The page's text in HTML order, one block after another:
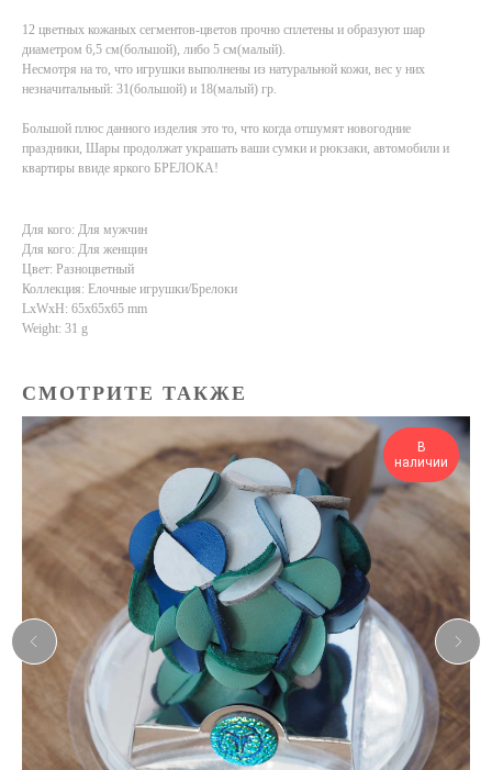
12 цветных кожаных сегментов-цветов прочно сплетены и образуют шар
диаметром 6,5 см(большой), либо 5 см(малый).
Несмотря на то, что игрушки выполнены из натуральной кожи, вес у них
незначитальный: 31(большой) и 18(малый) гр.
Большой плюс данного изделия это то, что когда отшумят новогодние
праздники, Шары продолжат украшать ваши сумки и рюкзаки, автомобили и
квартиры ввиде яркого БРЕЛОКА!
Для кого: Для мужчин
Для кого: Для женщин
Цвет: Разноцветный
Коллекция: Елочные игрушки/Брелоки
LxWxH: 65x65x65 mm
Weight: 31 g
СМОТРИТЕ ТАКЖЕ
В
наличии